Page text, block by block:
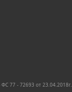
77 - 72693 от 23.04.2018г.